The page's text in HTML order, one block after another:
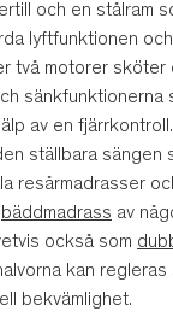
och en stålram
lyftfunktionen
två motorer
sänkfunktionerna
av en
ställbara sängen
resårmadrasser
bäddmadrass av
också som
kan
bekvämlighet.